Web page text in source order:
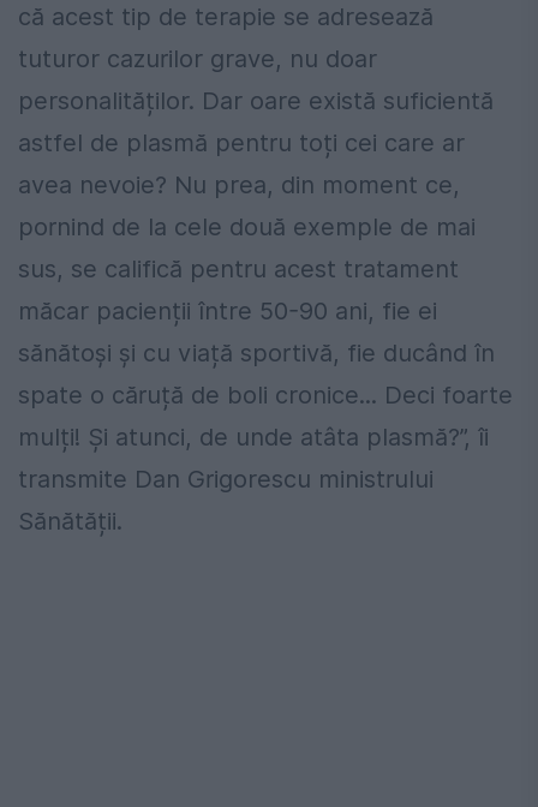
că acest tip de terapie se adresează
tuturor cazurilor grave, nu doar
personalităților. Dar oare există suficientă
astfel de plasmă pentru toți cei care ar
avea nevoie? Nu prea, din moment ce,
pornind de la cele două exemple de mai
sus, se califică pentru acest tratament
măcar pacienții între 50-90 ani, fie ei
sănătoși și cu viață sportivă, fie ducând în
spate o căruță de boli cronice... Deci foarte
mulți! Și atunci, de unde atâta plasmă?”, îi
transmite Dan Grigorescu ministrului
Sănătății.